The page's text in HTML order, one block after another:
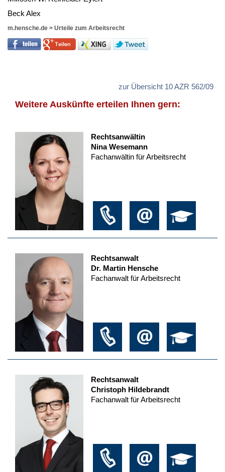
Beck Alex
m.hensche.de > Urteile zum Arbeitsrecht
zur Übersicht 10 AZR 562/09
Weitere Auskünfte erteilen Ihnen gern:
Rechtsanwältin
Nina Wesemann
Fachanwältin für Arbeitsrecht
Rechtsanwalt
Dr. Martin Hensche
Fachanwalt für Arbeitsrecht
Rechtsanwalt
Christoph Hildebrandt
Fachanwalt für Arbeitsrecht